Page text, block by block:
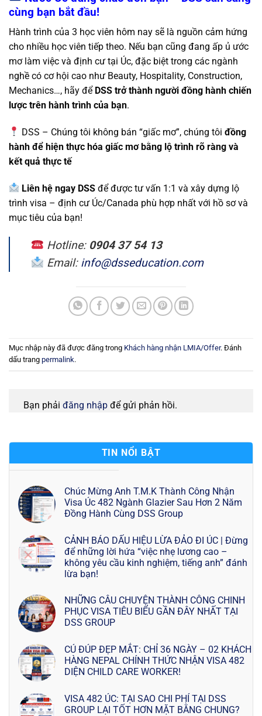
cùng bạn bắt đầu!
Hành trình của 3 học viên hôm nay sẽ là nguồn cảm hứng
cho nhiều học viên tiếp theo. Nếu bạn cũng đang ấp ủ ước
mơ làm việc và định cư tại Úc, đặc biệt trong các ngành
nghề có cơ hội cao như Beauty, Hospitality, Construction,
Mechanics…, hãy để DSS trở thành người đồng hành chiến
lược trên hành trình của bạn.
DSS – Chúng tôi không bán “giấc mơ”, chúng tôiđồng
hành để hiện thực hóa giấc mơ bằng lộ trình rõ ràng và
kết quả thực tế
Liên hệ ngay DSS để được tư vấn 1:1 và xây dựng lộ
trình visa – định cư Úc/Canada phù hợp nhất với hồ sơ và
mục tiêu của bạn!
Hotline: 0904 37 54 13
Email: info@dsseducation.com
Mục nhập này đã được đăng trong Khách hàng nhận LMIA/Offer. Đánh
dấu trang permalink.
Bạn phải đăng nhập để gửi phản hồi.
TIN NỔI BẬT
Chúc Mừng Anh T.M.K Thành Công Nhận
Visa Úc 482 Ngành Glazier Sau Hơn 2 Năm
Đồng Hành Cùng DSS Group
CẢNH BÁO DẤU HIỆU LỪA ĐẢO ĐI ÚC | Đừng
để những lời hứa “việc nhẹ lương cao –
không yêu cầu kinh nghiệm, tiếng anh” đánh
lừa bạn!
NHỮNG CÂU CHUYỆN THÀNH CÔNG CHINH
PHỤC VISA TIÊU BIỂU GẦN ĐÂY NHẤT TẠI
DSS GROUP
CÚ ĐÚP ĐẸP MẮT: CHỈ 36 NGÀY – 02 KHÁCH
HÀNG NEPAL CHÍNH THỨC NHẬN VISA 482
DIỆN CHILD CARE WORKER!
VISA 482 ÚC: TẠI SAO CHI PHÍ TẠI DSS
GROUP LẠI TỐT HƠN MẶT BẰNG CHUNG?